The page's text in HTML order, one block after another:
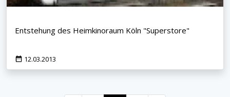
Entstehung des Heimkinoraum Köln "Superstore"
12.03.2013